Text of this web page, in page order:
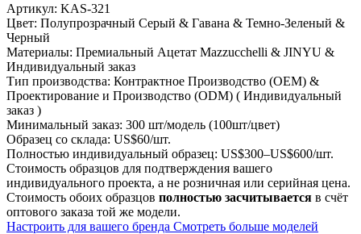
Артикул: KAS-321
Цвет: Полупрозрачный Серый & Гавана & Темно-Зеленый &
Черный
Материалы: Премиальный Ацетат Mazzucchelli & JINYU &
Индивидуальный заказ
Тип производства: Контрактное Производство (OEM) &
Проектирование и Производство (ODM) ( Индивидуальный
заказ )
Минимальный заказ: 300 шт/модель (100шт/цвет)
Образец со склада: US$60/шт.
Полностью индивидуальный образец: US$300–US$600/шт.
Стоимость образцов для подтверждения вашего
индивидуального проекта, а не розничная или серийная цена.
Стоимость обоих образцов полностью засчитывается в счёт
оптового заказа той же модели.
Настроить для вашего бренда Смотреть больше моделей